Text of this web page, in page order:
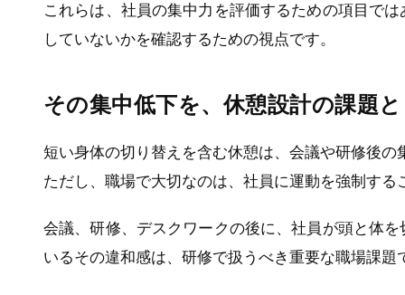
これらは、社員の集中力を評価するための項目で
していないかを確認するための視点です。
その集中低下を、休憩設計の課題
短い身体の切り替えを含む休憩は、会議や研修後
ただし、職場で大切なのは、社員に運動を強制する
会議、研修、デスクワークの後に、社員が頭と体
いるその違和感は、研修で扱うべき重要な職場課題